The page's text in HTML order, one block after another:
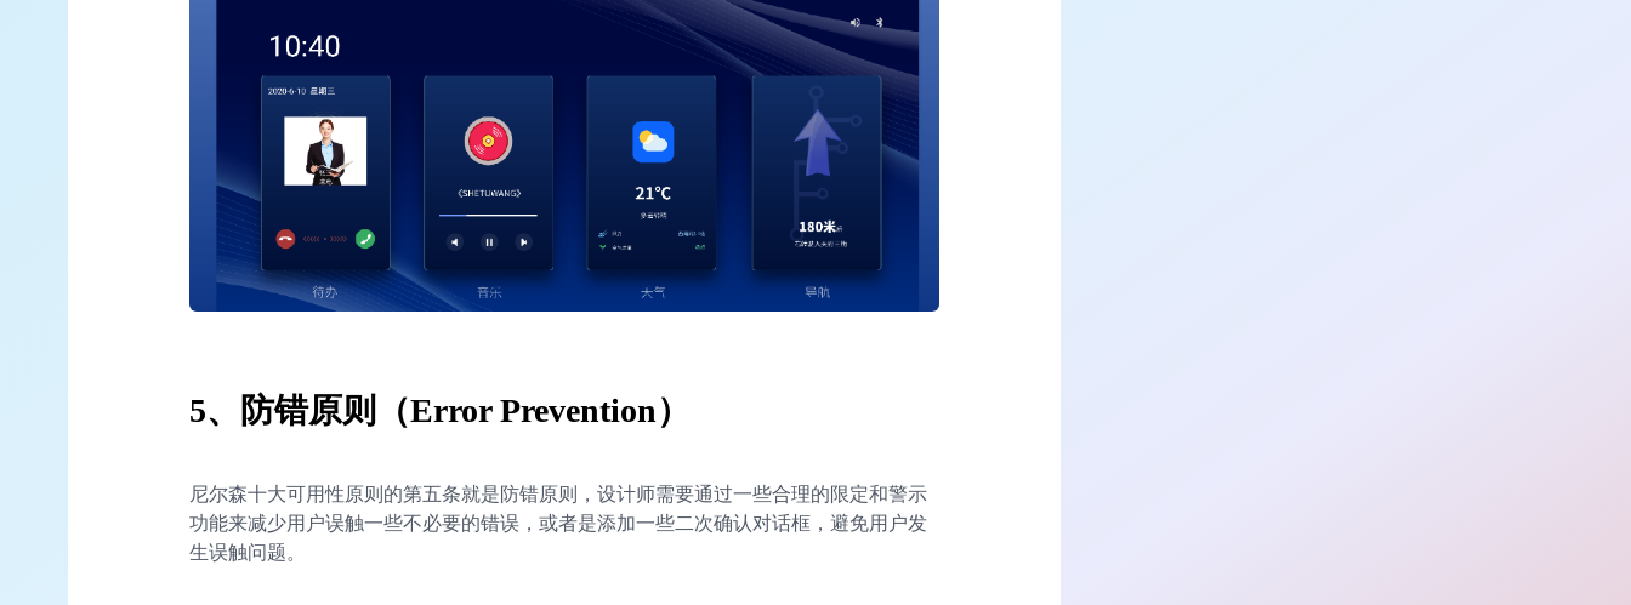
5、防错原则（Error Prevention）
尼尔森十大可用性原则的第五条就是防错原则，设计师需要通过一些合理的限定和警示
功能来减少用户误触一些不必要的错误，或者是添加一些二次确认对话框，避免用户发
生误触问题。